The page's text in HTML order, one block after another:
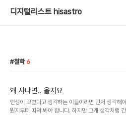
디지털리스트 hisastro
철학 6
왜 사냐면.. 울지요
인생이 꼬였다고 생각하는 이들이라면 먼저 생각해
뭔지부터 따져 봐야 합니다. 하지만 그게 생각처럼